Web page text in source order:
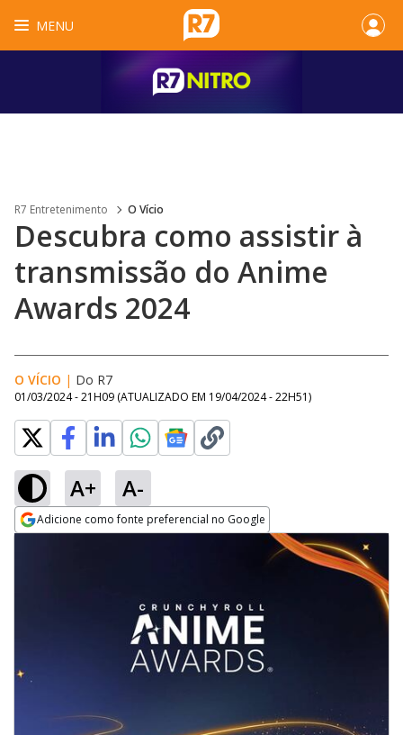
MENU
R7 Entretenimento O Vício
Descubra como assistir à
transmissão do Anime
Awards 2024
O VÍCIO | Do R7
01/03/2024 - 21H09 (ATUALIZADO EM 19/04/2024 - 22H51)
A+ A-
Adicione como fonte preferencial no Google